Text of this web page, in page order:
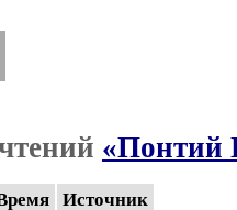
«Понтий
Источник